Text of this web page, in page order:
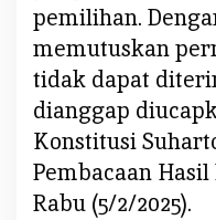
pemilihan.
memutuskan
tidak dapat
dianggap
Konstitusi
Pembacaan Hasil
Rabu (5/2/2025).